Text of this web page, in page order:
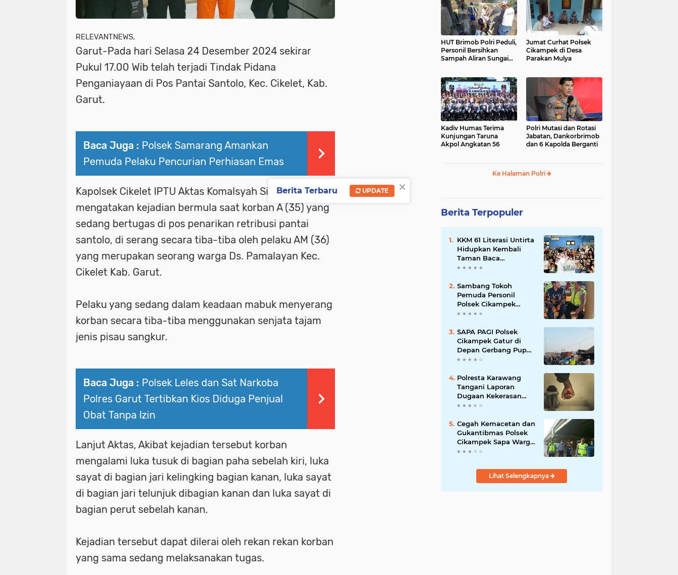
RELEVANTNEWS,
Garut-Pada hari Selasa 24 Desember 2024 sekirar
Pukul 17.00 Wib telah terjadi Tindak Pidana
Penganiayaan di Pos Pantai Santolo, Kec. Cikelet, Kab.
Garut.
Baca Juga : Polsek Samarang Amankan
Pemuda Pelaku Pencurian Perhiasan Emas
Kapolsek Cikelet IPTU Aktas Komalsyah Siregar, S.H.,
mengatakan kejadian bermula saat korban A (35) yang
sedang bertugas di pos penarikan retribusi pantai
santolo, di serang secara tiba-tiba oleh pelaku AM (36)
yang merupakan seorang warga Ds. Pamalayan Kec.
Cikelet Kab. Garut.
Pelaku yang sedang dalam keadaan mabuk menyerang
korban secara tiba-tiba menggunakan senjata tajam
jenis pisau sangkur.
Baca Juga : Polsek Leles dan Sat Narkoba
Polres Garut Tertibkan Kios Diduga Penjual
Obat Tanpa Izin
Lanjut Aktas, Akibat kejadian tersebut korban
mengalami luka tusuk di bagian paha sebelah kiri, luka
sayat di bagian jari kelingking bagian kanan, luka sayat
di bagian jari telunjuk dibagian kanan dan luka sayat di
bagian perut sebelah kanan.
Kejadian tersebut dapat dilerai oleh rekan rekan korban
yang sama sedang melaksanakan tugas.
HUT Brimob Polri Peduli,
Personil Bersihkan
Sampah Aliran Sungai
Jumat Curhat Połsek
Cikampek di Desa
Parakan Mulya
Kadiv Humas Terima
Kunjungan Taruna
Akpol Angkatan 56
Polri Mutasi dan Rotasi
Jabatan, Dankorbrimob
dan 6 Kapolda Berganti
Ke Halaman Polri
Berita Terpopuler
KKM 61 Literasi Untirta
Hidupkan Kembali
Taman Baca
Masyarakat di
Program dengan
Festival Literasi
Sambang Tokoh
Pemuda Personil
Polsek Cikampek
Aiptu Sarin Himbau
SAPA PAGI Polsek
Cikampek Gatur di
Depan Gerbang Pupuk
Kujang Wujudkan
Polresta Karawang
Tangani Laporan
Dugaan Kekerasan
terhadap Anak, Proses
Dilakukan Satres PPA
dan PPO
Cegah Kemacetan dan
Gukantibmas Polsek
Cikampek Sapa Warga
di Bawah Fly Over
Lihat Selengkapnya
×
Berita Terbaru UPDATE